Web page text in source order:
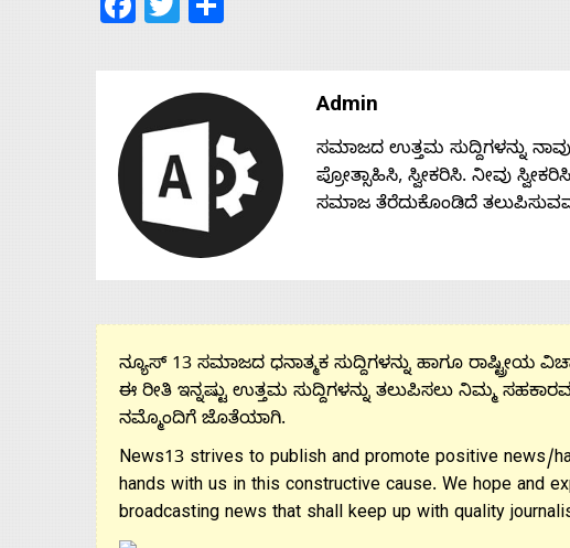
Admin
ಸಮಾಜದ ಉತ್ತಮ ಸುದ್ದಿಗಳನ್ನು
ಪ್ರೋತ್ಸಾಹಿಸಿ, ಸ್ವೀಕರಿಸಿ. ನೀವು
ಸಮಾಜ ತೆರೆದುಕೊಂಡಿದೆ
ನ್ಯೂಸ್ 13 ಸಮಾಜದ ಧನಾತ್ಮಕ ಸುದ್ದಿಗಳನ್ನು ಹಾಗೂ ರಾಷ್ಟ್ರೀಯ
ಈ ರೀತಿ ಇನ್ನಷ್ಟು ಉತ್ತಮ ಸುದ್ದಿಗಳನ್ನು ತಲುಪಿಸಲು ನಿಮ್ಮ
ನಮ್ಮೊಂದಿಗೆ ಜೊತೆಯಾಗಿ.
News13 strives to publish and promote positive news/
hands with us in this constructive cause. We hope and
broadcasting news that shall keep up with quality